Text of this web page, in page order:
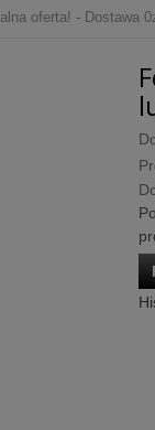
oferta! - Dostawa